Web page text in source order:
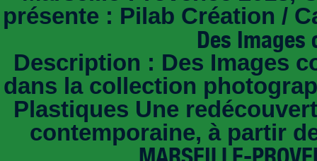
présente : Pilab Création /
Des Images
Description : Des Images
dans la collection
Plastiques Une
contemporaine, à partir